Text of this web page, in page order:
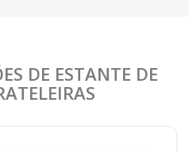
DE ESTANTE DE